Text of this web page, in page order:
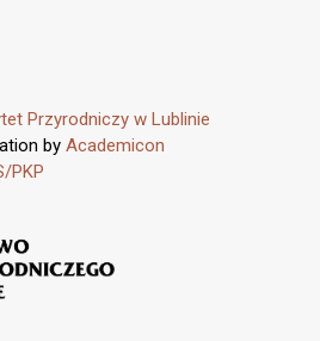
Przyrodniczy w Lublinie
by Academicon
PKP